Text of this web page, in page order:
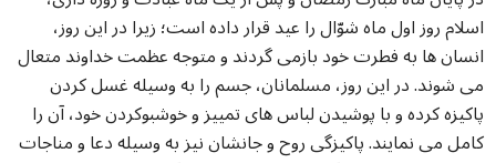
اسلام روز اول ماه شوّال را عید قرار داده است؛ زیرا در این روز،
انسان ها به فطرت خود بازمی گردند و متوجه عظمت خداوند متعال
می شوند. در این روز، مسلمانان، جسم را به وسیله غسل کردن
پاکیزه کرده و با پوشیدن لباس های تمییز و خوشبوکردن خود، آن را
کامل می نمایند. پاکیزگی روح و جانشان نیز به وسیله دعا و مناجات